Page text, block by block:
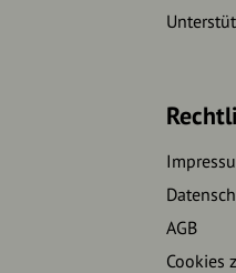
AGB
Cookies